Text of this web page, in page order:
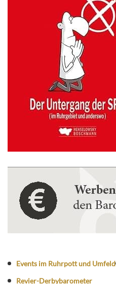
Events im Ruhrpott und Umfeld
Revier-Derbybarometer